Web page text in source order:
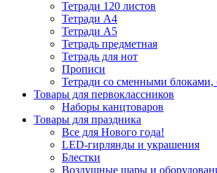
Тетради 120 листов
Тетради А4
Тетради А5
Тетрадь предметная
Тетрадь для нот
Прописи
Тетради со сменными блоками,
Товары для первоклассников
Наборы канцтоваров
Товары для праздника
Все для Нового года!
LED-гирлянды и украшения
Блестки
Воздушные шары и